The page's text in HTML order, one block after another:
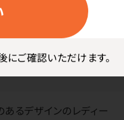
にご確認いただけます。
るデザインのレディー